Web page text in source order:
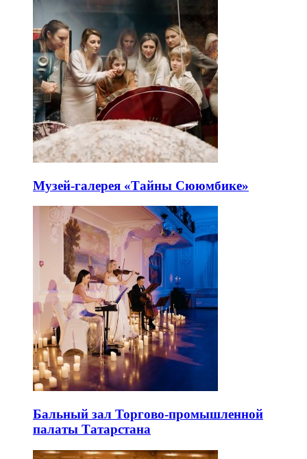
Музей-галерея «Тайны Сююмбике»
Бальный зал Торгово-промышленной
палаты Татарстана